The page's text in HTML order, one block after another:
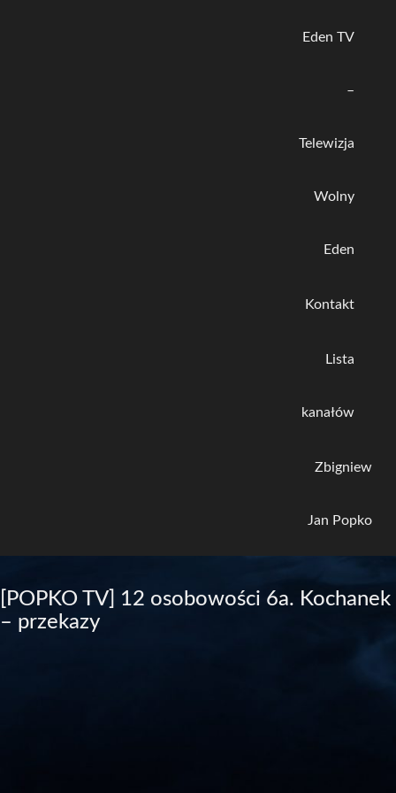
Eden TV
–
Telewizja
Wolny
Eden
Kontakt
Lista
kanałów
Zbigniew
Jan Popko
[POPKO TV] 12 osobowości 6a. Kochanek
– przekazy